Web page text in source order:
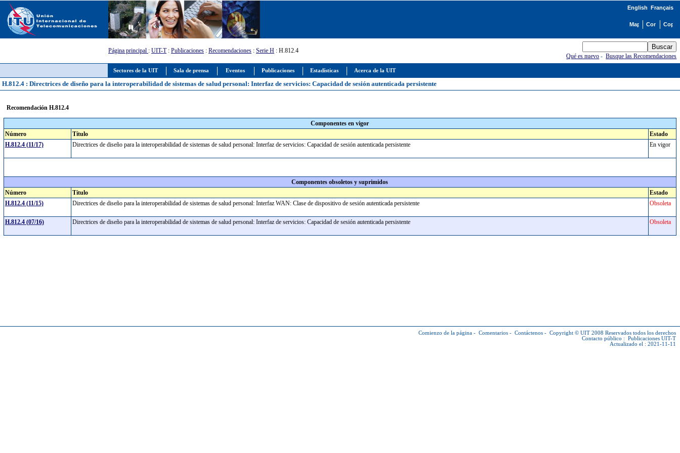
Sectores de la UIT Sala de prensa Eventos Publicaciones Estadísticas Acerca de la UIT
English Français
Página principal : UIT-T: Publicaciones : Recomendaciones : Serie H : H.812.4
Qué es nuevo -Busque las Recomendaciones
H.812.4 : Directrices de diseño para la interoperabilidad de sistemas de salud personal: Interfaz de servicios: Capacidad de sesión autenticada persistente
Recomendación H.812.4
Componentes en vigor
Número
Título
Estado
H.812.4 (11/17)
Directrices de diseño para la interoperabilidad de sistemas de salud personal: Interfaz de servicios: Capacidad de sesión autenticada persistente En vigor
Componentes obsoletos y suprimidos
Número
Título
Estado
H.812.4 (11/15)
Directrices de diseño para la interoperabilidad de sistemas de salud personal: Interfaz WAN: Clase de dispositivo de sesión autenticada persistente Obsoleta
H.812.4 (07/16) Directrices de diseño para la interoperabilidad de sistemas de salud personal: Interfaz de servicios: Capacidad de sesión autenticada persistente Obsoleta
Comienzo de la página - Comentarios - Contáctenos - Copyright © UIT 2008 Reservados todos los derechos
Contacto público : Publicaciones UIT-T
Actualizado el : 2021-11-11